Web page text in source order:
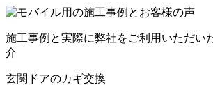
施工事例と実際に弊社をご利用いただい
介
玄関ドアのカギ交換